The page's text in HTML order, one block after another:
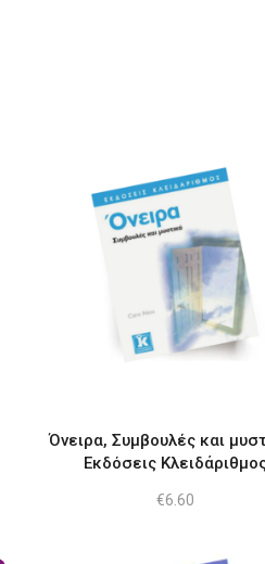
Όνειρα, Συμβουλές και
Εκδόσεις
€6.60